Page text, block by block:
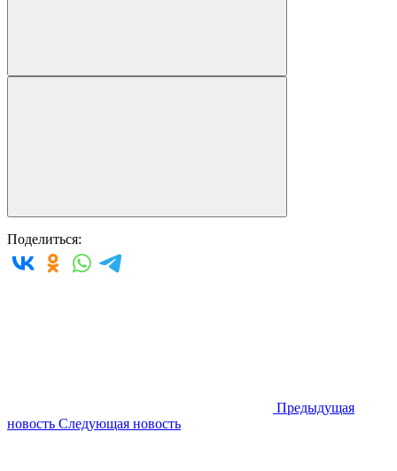
Поделиться:
Предыдущая
новость Следующая новость